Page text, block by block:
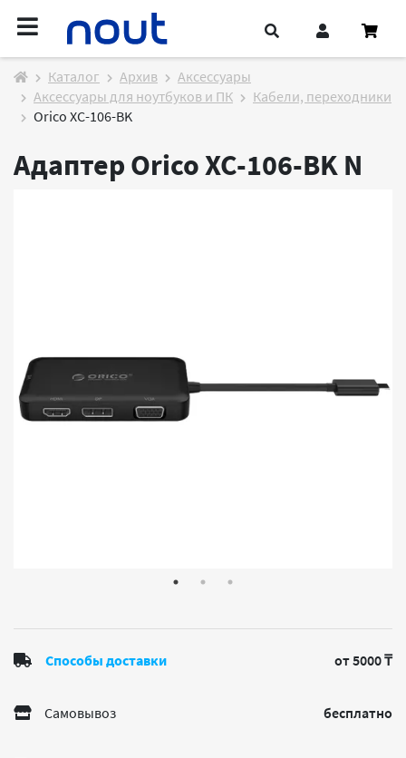
Каталог Архив
Аксессуары
Аксессуары для ноутбуков и ПК
Кабели, переходники
Orico XC-106-BK
Адаптер Orico XC-106-BK N
Способы доставки от 5000 ₸
Самовывоз бесплатно